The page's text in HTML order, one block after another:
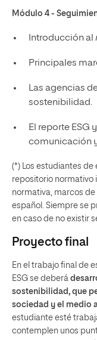
Módulo 4 -
Introducción al
Principales
Las agencias
sostenibilidad.
El reporte ESG
comunicación
(*) Los estudiantes
repositorio normativo
normativa, marcos
español. Siempre se
en caso de no existir
Proyecto final
En el trabajo final de
ESG se deberá
sostenibilidad, que
sociedad y el medio
estudiante esté
contemplen unos